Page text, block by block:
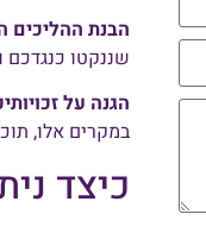
הבנת ההליכים
שננקטו
הגנה על
במקרים אלו,
כיצד